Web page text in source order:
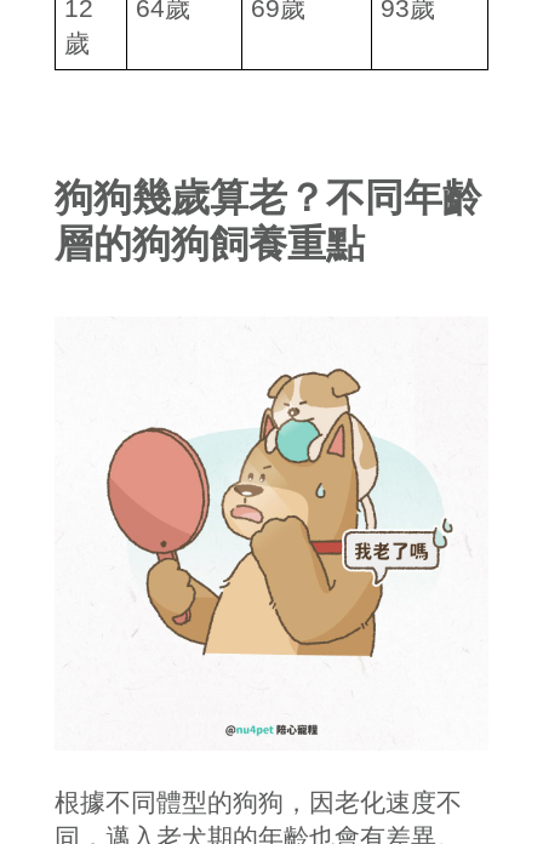
12
歲
64歲 69歲 93歲
狗狗幾歲算老？不同年齡
層的狗狗飼養重點
根據不同體型的狗狗，因老化速度不
同，邁入老犬期的年齡也會有差異。